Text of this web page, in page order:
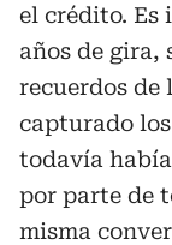
el crédito. Es
años de gira,
recuerdos de
capturado
todavía
por parte de
misma